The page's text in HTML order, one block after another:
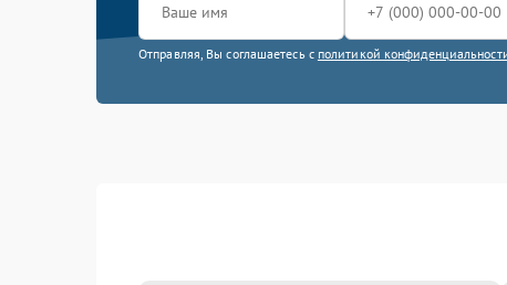
Отправляя, Вы соглашаетесь с политикой